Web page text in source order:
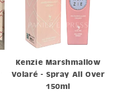
Kenzie Marshmallow
Volaré - Spray All Over
150ml